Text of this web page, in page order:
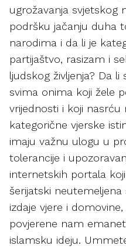
ugrožavanja svjetskog
podršku jačanju duha
narodima i da li je
partijaštvo, rasizam i
ljudskog življenja? Da
svima onima koji žele
vrijednosti i koji nasrću
kategorične vjerske
imaju važnu ulogu u
tolerancije i
internetskih portala
šerijatski
izdaje vjere i
povjerene nam
islamsku ideju.